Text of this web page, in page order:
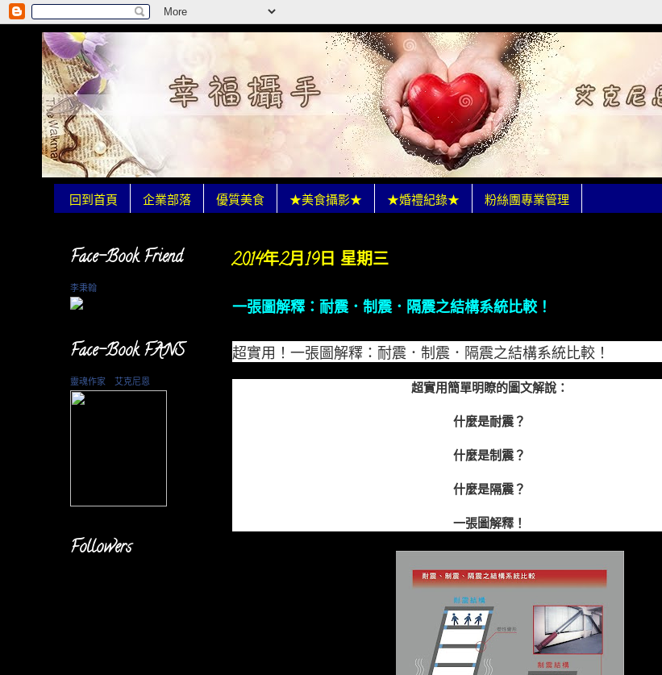
回到首頁 企業部落 優質美食 ★美食攝影★ ★婚禮紀錄★ 粉絲團專業管理
2014年2月19日 星期三
一張圖解釋：耐震．制震．隔震之結構系統比較！
超實用！一張圖解釋：耐震．制震．隔震之結構系統比較！
超實用簡單明瞭的圖文解說：
什麼是耐震？
什麼是制震？
什麼是隔震？
一張圖解釋！
Face-Book Friend
李秉翰
Face-Book FANS
靈魂作家 艾克尼恩
Followers